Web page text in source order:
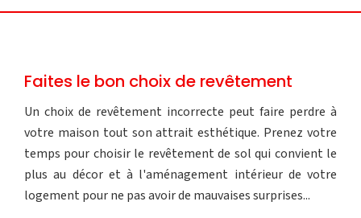
Faites le bon choix de revêtement
Un choix de revêtement incorrecte peut faire perdre à
votre maison tout son attrait esthétique. Prenez votre
temps pour choisir le revêtement de sol qui convient le
plus au décor et à l'aménagement intérieur de votre
logement pour ne pas avoir de mauvaises surprises...